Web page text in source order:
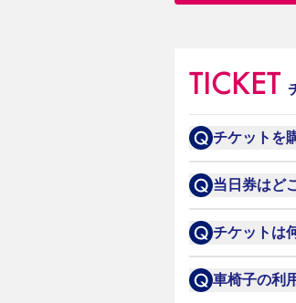
YANMAR HANASAKA STADIUM セレ
その他スポーツクラブ
TICKET
チケットを
販売スケジ
販売価格に
当日券はど
だけます。
また販売状
チケットは
合はチケッ
車椅子の利